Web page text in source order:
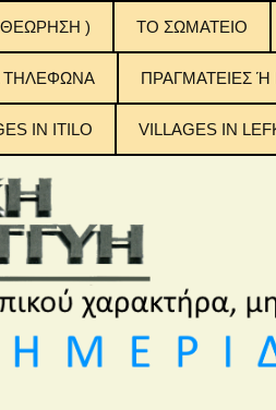
ΘΕΩΡΗΣΗ ) ΤΟ ΣΩΜΑΤΕΙΟ
ΤΗΛΕΦΩΝΑ ΠΡΑΓΜΑΤΕΙΕΣ Ή
IN ITILO VILLAGES IN